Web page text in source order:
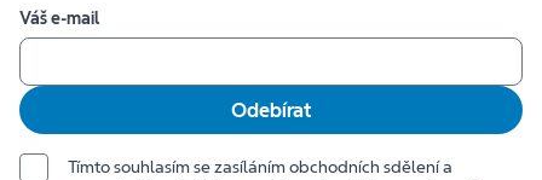
Váš e-mail
Odebírat
Tímto souhlasím se zasíláním obchodních sdělení a